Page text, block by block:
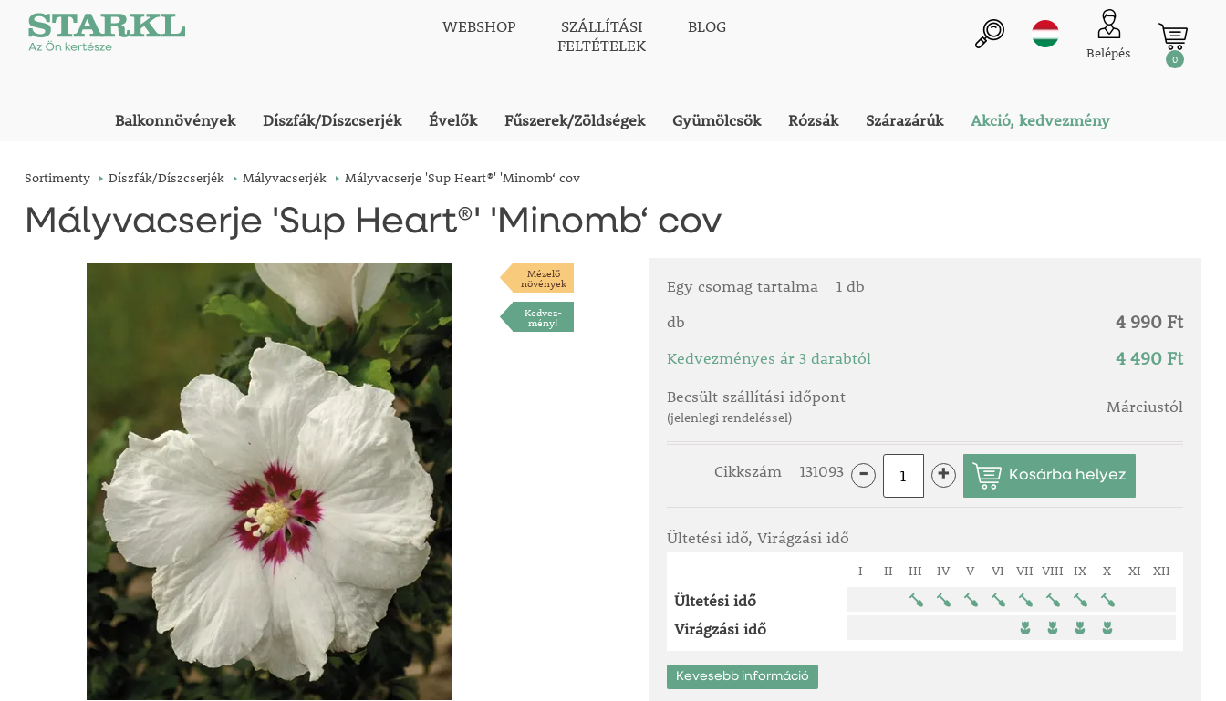
WEBSHOP
SZÁLLÍTÁSI
FELTÉTELEK
BLOG
Belépés 0
Balkonnövények Díszfák/Díszcserjék Évelők Fűszerek/Zöldségek Gyümölcsök Rózsák Szárazárúk Akció, kedvezmény
Sortimenty Díszfák/Díszcserjék Mályvacserjék Mályvacserje 'Sup Heart®' 'Minomb‘ cov
Mályvacserje 'Sup Heart®' 'Minomb‘ cov
Mézelő
növények
Kedvez-
mény!
Egy csomag tartalma
1 db
db
4 990 Ft
Kedvezményes ár 3 darabtól 4 490 Ft
Becsült szállítási időpont
(jelenlegi rendeléssel)
Márciustól
Cikkszám 131093 - +
Ültetési idő, Virágzási idő
I II III IV V VI VII VIII IX X XI XII
Ültetési idő
Virágzási idő
Kevesebb információ